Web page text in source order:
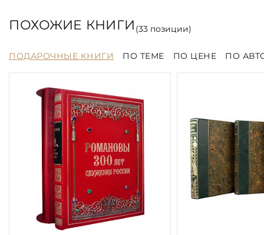
ПОХОЖИЕ КНИГИ (33позиции)
ПОДАРОЧНЫЕ КНИГИ ПО ТЕМЕ ПО ЦЕНЕ ПО